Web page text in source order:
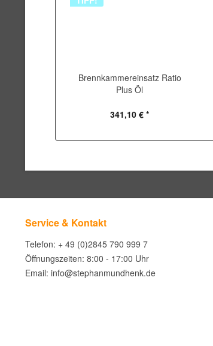
Brennkammereinsatz Ratio
Plus Öl
341,10 € *
Service & Kontakt
Telefon: + 49 (0)2845 790 999 7
Öffnungszeiten: 8:00 - 17:00 Uhr
Email: info@stephanmundhenk.de